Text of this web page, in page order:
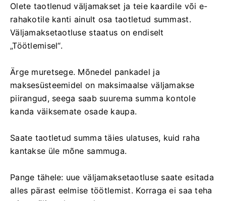
Olete taotlenud väljamakset ja teie kaardile või e-
rahakotile kanti ainult osa taotletud summast.
Väljamaksetaotluse staatus on endiselt
„Töötlemisel“.
Ärge muretsege. Mõnedel pankadel ja
maksesüsteemidel on maksimaalse väljamakse
piirangud, seega saab suurema summa kontole
kanda väiksemate osade kaupa.
Saate taotletud summa täies ulatuses, kuid raha
kantakse üle mõne sammuga.
Pange tähele: uue väljamaksetaotluse saate esitada
alles pärast eelmise töötlemist. Korraga ei saa teha